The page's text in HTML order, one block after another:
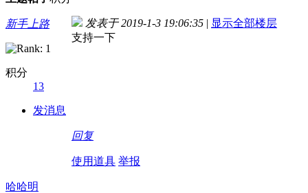
新手上路
积分
13
发消息
发表于 2019-1-3 19:06:35 | 显示全部楼层
支持一下
回复
使用道具 举报
哈哈明